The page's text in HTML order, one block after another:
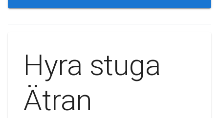
Hyra stuga
Ätran